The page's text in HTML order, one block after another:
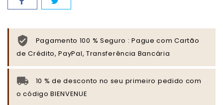
Pagamento 100 % Seguro : Pague com Cartão
de Crédito, PayPal, Transferência Bancária
10 % de desconto no seu primeiro pedido com
o código BIENVENUE